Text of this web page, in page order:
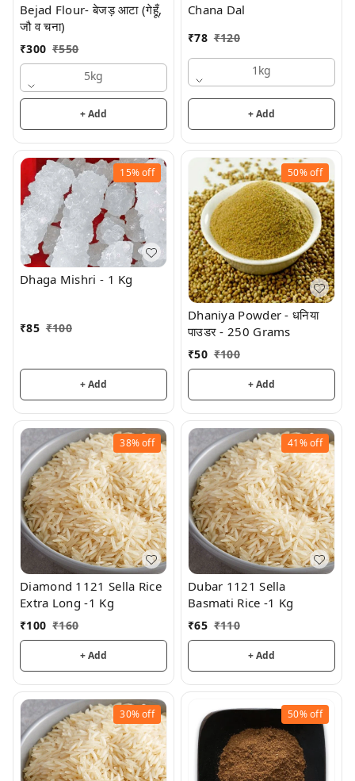
Bejad Flour- बेजड़ आटा (गेहूँ,
जौ व चना)
₹300 ₹550
5kg
+ Add
Chana Dal
₹78 ₹120
1kg
+ Add
15%off
Dhaga Mishri - 1 Kg
₹85 ₹100
+ Add
50%off
Dhaniya Powder - धनिया
पाउडर - 250 Grams
₹50 ₹100
+ Add
38%off
Diamond 1121 Sella Rice
Extra Long -1 Kg
₹100 ₹160
+ Add
41%off
Dubar 1121 Sella
Basmati Rice -1 Kg
₹65 ₹110
+ Add
30%off 50%off